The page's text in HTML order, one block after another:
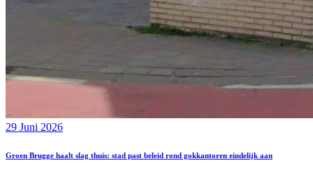
29 Juni 2026
Groen Brugge haalt slag thuis: stad past beleid rond gokkantoren eindelijk aan